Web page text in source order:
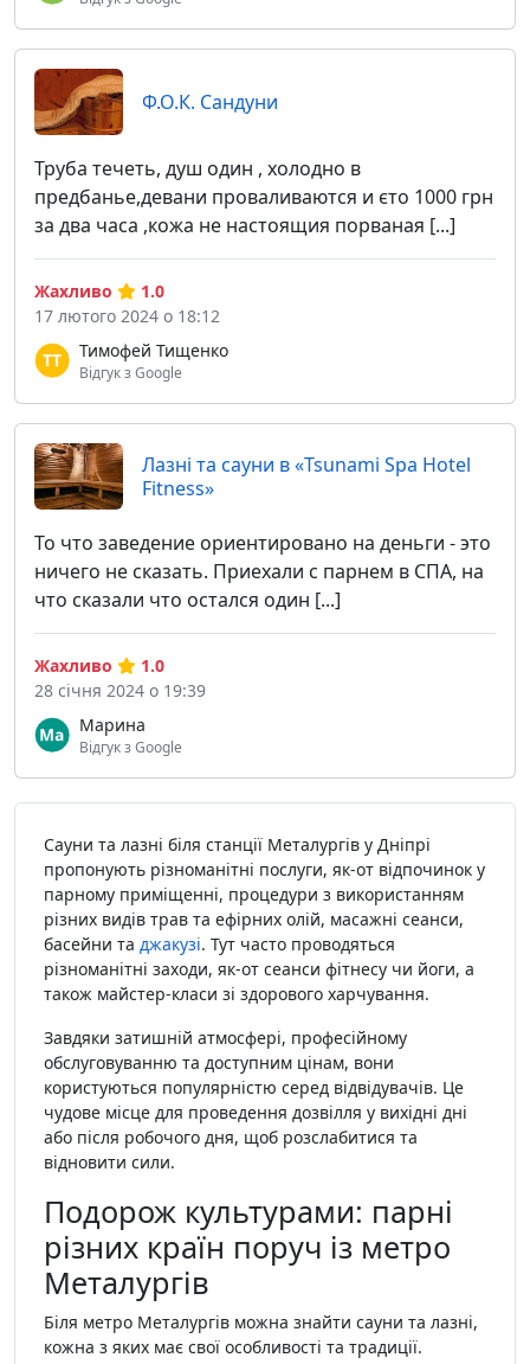
Сауни та лазні біля станції Металургів у Дніпрі
пропонують різноманітні послуги, як-от відпочинок у
парному приміщенні, процедури з використанням
різних видів трав та ефірних олій, масажні сеанси,
басейни та джакузі. Тут часто проводяться
різноманітні заходи, як-от сеанси фітнесу чи йоги, а
також майстер-класи зі здорового харчування.
Завдяки затишній атмосфері, професійному
обслуговуванню та доступним цінам, вони
користуються популярністю серед відвідувачів. Це
чудове місце для проведення дозвілля у вихідні дні
або після робочого дня, щоб розслабитися та
відновити сили.
Подорож культурами: парні
різних країн поруч із метро
Металургів
Біля метро Металургів можна знайти сауни та лазні,
кожна з яких має свої особливості та традиції.
Ф.О.К. Сандуни
Труба течеть, душ один , холодно в
предбанье,девани проваливаются и єто 1000 грн
за два часа ,кожа не настоящия порваная [...]
Тимофей Тищенко
Відгук з Google
Жахливо
1.0
17 лютого 2024 о 18:12
Лазні та сауни в «Tsunami Spa Hotel
Fitness»
То что заведение ориентировано на деньги - это
ничего не сказать. Приехали с парнем в СПА, на
что сказали что остался один [...]
Марина
Відгук з Google
Жахливо
1.0
28 січня 2024 о 19:39